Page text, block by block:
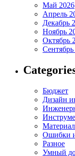
Май 2026
Апрель
Декабрь
Ноябрь
Октябрь
Бюджет
Дизайн
Ошибки
Разное
Умный